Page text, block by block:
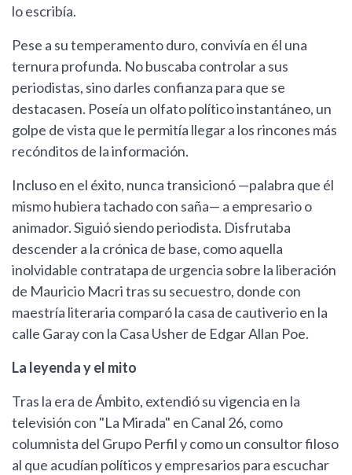
lo escribía.
Pese a su temperamento duro, convivía en él una
ternura profunda. No buscaba controlar a sus
periodistas, sino darles confianza para que se
destacasen. Poseía un olfato político instantáneo, un
golpe de vista que le permitía llegar a los rincones más
recónditos de la información.
Incluso en el éxito, nunca transicionó —palabra que él
mismo hubiera tachado con saña— a empresario o
animador. Siguió siendo periodista. Disfrutaba
descender a la crónica de base, como aquella
inolvidable contratapa de urgencia sobre la liberación
de Mauricio Macri tras su secuestro, donde con
maestría literaria comparó la casa de cautiverio en la
calle Garay con la Casa Usher de Edgar Allan Poe.
La leyenda y el mito
Tras la era de Ámbito, extendió su vigencia en la
televisión con "La Mirada" en Canal 26, como
columnista del Grupo Perfil y como un consultor filoso
al que acudían políticos y empresarios para escuchar